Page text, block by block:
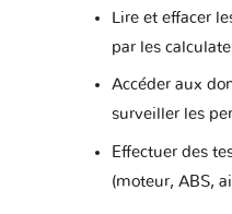
L200 III
L200 IV
L200 V
Lire et effacer
par les
Accéder aux
surveiller les
Effectuer des
(moteur, ABS,